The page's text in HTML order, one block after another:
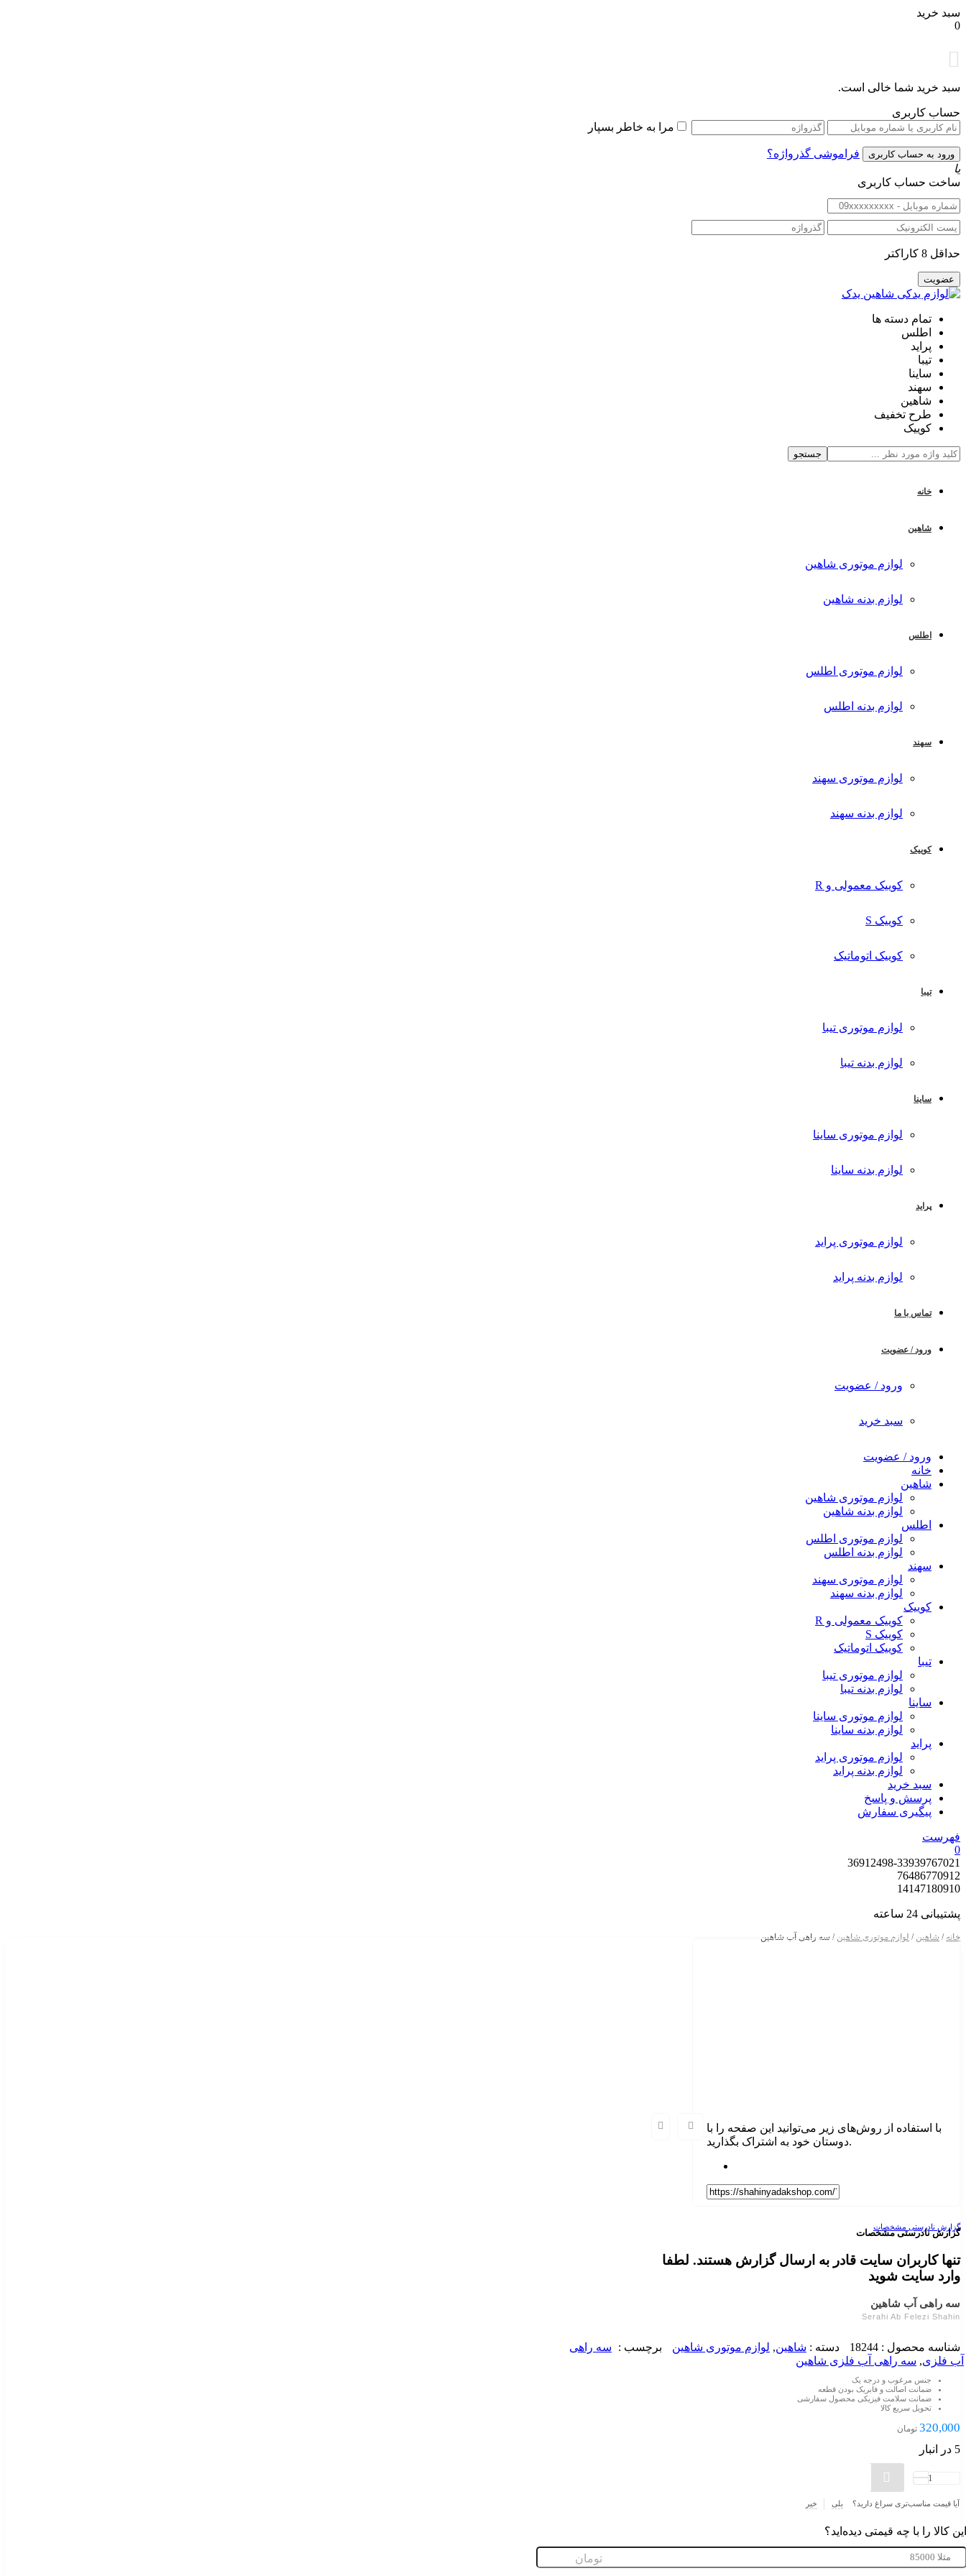
سبد خرید
0
سبد خرید شما خالی است.
حساب کاربری
مرا به خاطر بسپار
فراموشی گذرواژه؟
یا
ساخت حساب کاربری
حداقل 8 کاراکتر
تمام دسته ها
اطلس
پراید
تیبا
ساینا
سهند
شاهین
طرح تخفیف
کوییک
جستجو
خانه
شاهین
لوازم موتوری شاهین
لوازم بدنه شاهین
اطلس
لوازم موتوری اطلس
لوازم بدنه اطلس
سهند
لوازم موتوری سهند
لوازم بدنه سهند
کوییک
کوییک معمولی و R
کوییک S
کوییک اتوماتیک
تیبا
لوازم موتوری تیبا
لوازم بدنه تیبا
ساینا
لوازم موتوری ساینا
لوازم بدنه ساینا
پراید
لوازم موتوری پراید
لوازم بدنه پراید
تماس با ما
ورود / عضویت
ورود / عضویت
سبد خرید
ورود / عضویت
خانه
شاهین
لوازم موتوری شاهین
لوازم بدنه شاهین
اطلس
لوازم موتوری اطلس
لوازم بدنه اطلس
سهند
لوازم موتوری سهند
لوازم بدنه سهند
کوییک
کوییک معمولی و R
کوییک S
کوییک اتوماتیک
تیبا
لوازم موتوری تیبا
لوازم بدنه تیبا
ساینا
لوازم موتوری ساینا
لوازم بدنه ساینا
پراید
لوازم موتوری پراید
لوازم بدنه پراید
سبد خرید
پرسش و پاسخ
پیگیری سفارش
فهرست
0
36912498-33939767021
76486770912
14147180910
پشتیبانی 24 ساعته
خانه / شاهین / لوازم موتوری شاهین / سه راهی آب شاهین
با استفاده از روش‌های زیر می‌توانید این صفحه را با
دوستان خود به اشتراک بگذارید.
گزارش نادرستی مشخصات
گزارش نادرستی مشخصات
تنها کاربران سایت قادر به ارسال گزارش هستند. لطفا
وارد سایت شوید
سه راهی آب شاهین
Serahi Ab Felezi Shahin
شناسه محصول : 18244 دسته : شاهین, لوازم موتوری شاهین برچسب :
سه راهی
آب فلزی, سه راهی آب فلزی شاهین
جنس مرغوب و درجه یک
ضمانت اصالت و فابریک بودن قطعه
ضمانت سلامت فیزیکی محصول سفارشی
تحویل سریع کالا
320,000 تومان
5 در انبار
آب
عدد
آیا قیمت مناسب‌تری سراغ دارید؟ بلی خیر
این کالا را با چه قیمتی دیده‌اید؟
تومان